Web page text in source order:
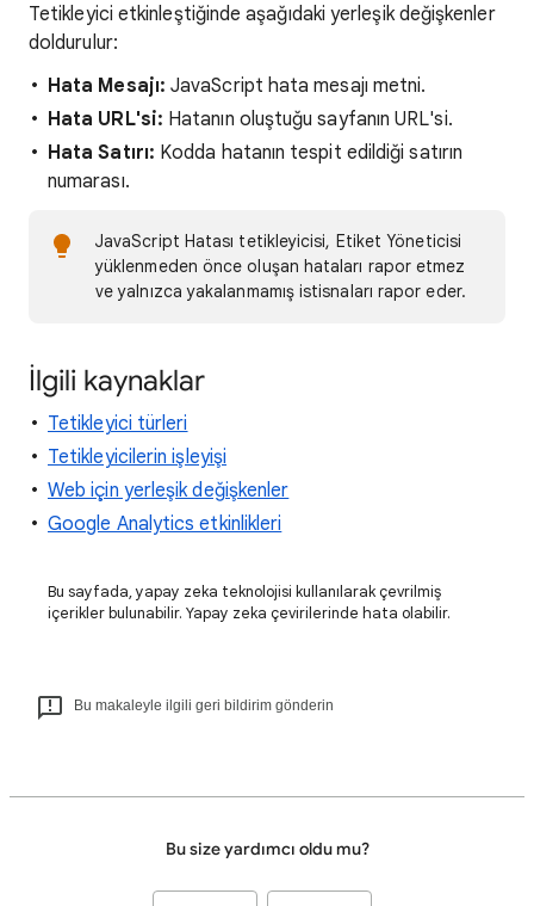
Tetikleyici etkinleştiğinde aşağıdaki yerleşik değişkenler
doldurulur:
Hata Mesajı: JavaScript hata mesajı metni.
Hata URL'si: Hatanın oluştuğu sayfanın URL'si.
Hata Satırı: Kodda hatanın tespit edildiği satırın
numarası.
JavaScript Hatası tetikleyicisi, Etiket Yöneticisi
yüklenmeden önce oluşan hataları rapor etmez
ve yalnızca yakalanmamış istisnaları rapor eder.
İlgili kaynaklar
Tetikleyici türleri
Tetikleyicilerin işleyişi
Web için yerleşik değişkenler
Google Analytics etkinlikleri
Bu sayfada, yapay zeka teknolojisi kullanılarak çevrilmiş
içerikler bulunabilir. Yapay zeka çevirilerinde hata olabilir.
Bu makaleyle ilgili geri bildirim gönderin
Bu size yardımcı oldu mu?